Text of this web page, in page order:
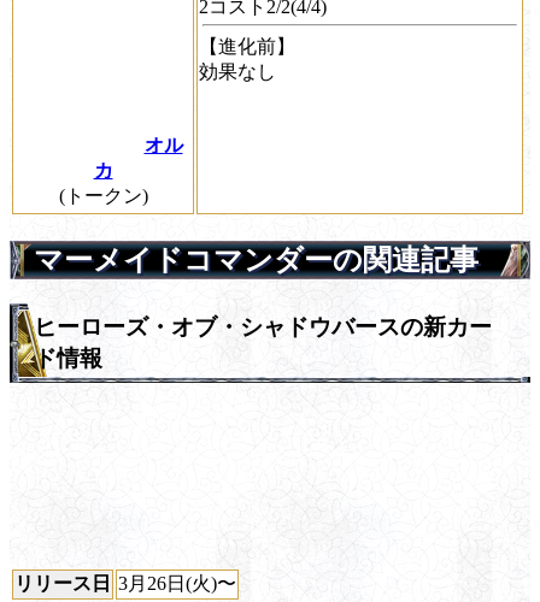
オル
カ
(トークン)
2コスト2/2(4/4)
【進化前】
効果なし
マーメイドコマンダーの関連記事
ヒーローズ・オブ・シャドウバースの新カー
ド情報
リリース日 3月26日(火)〜